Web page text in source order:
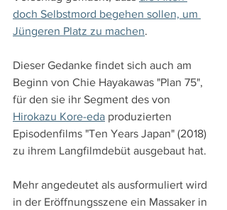
doch Selbstmord begehen sollen, um
Jüngeren Platz zu machen.
Dieser Gedanke findet sich auch am
Beginn von Chie Hayakawas "Plan 75",
für den sie ihr Segment des von
Hirokazu Kore-eda produzierten
Episodenfilms "Ten Years Japan" (2018)
zu ihrem Langfilmdebüt ausgebaut hat.
Mehr angedeutet als ausformuliert wird
in der Eröffnungsszene ein Massaker in